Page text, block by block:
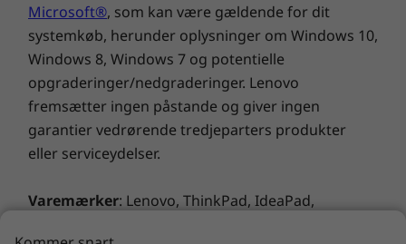
Køb denne computer, og få en
Microsoft®, som kan være gældende for dit
systemkøb, herunder oplysninger om Windows 10,
Windows 8, Windows 7 og potentielle
opgraderinger/nedgraderinger. Lenovo
fremsætter ingen påstande og giver ingen
garantier vedrørende tredjeparters produkter
eller serviceydelser.
Varemærker: Lenovo, ThinkPad, IdeaPad,